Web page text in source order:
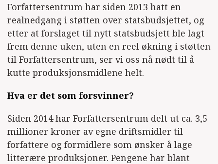
Forfattersentrum har siden 2013 hatt en
realnedgang i støtten over statsbudsjettet, og
etter at forslaget til nytt statsbudsjett ble lagt
frem denne uken, uten en reel økning i støtten
til Forfattersentrum, ser vi oss nå nødt til å
kutte produksjonsmidlene helt.
Hva er det som forsvinner?
Siden 2014 har Forfattersentrum delt ut ca. 3,5
millioner kroner av egne driftsmidler til
forfattere og formidlere som ønsker å lage
litterære produksjoner. Pengene har blant